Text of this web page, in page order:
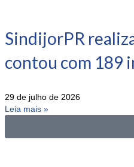
SindijorPR
contou com 189
29 de julho de 2026
Leia mais »